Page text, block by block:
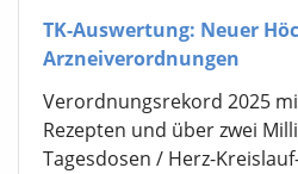
TK-Auswertung: Neuer
Arzneiverordnungen
Verordnungsrekord 2025
Rezepten und über zwei
Tagesdosen / Herz-